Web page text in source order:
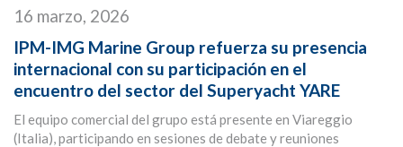
16 marzo, 2026
IPM-IMG Marine Group refuerza su presencia
internacional con su participación en el
encuentro del sector del Superyacht YARE
El equipo comercial del grupo está presente en Viareggio
(Italia), participando en sesiones de debate y reuniones